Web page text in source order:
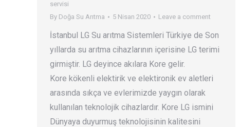
servisi
By Doğa Su Arıtma 5 Nisan 2020 Leave a comment
İstanbul LG Su arıtma Sistemleri Türkiye de Son
yıllarda su arıtma cihazlarının içerisine LG terimi
girmiştir. LG deyince akılara Kore gelir.
Kore kökenli elektirik ve elektironik ev aletleri
arasında sıkça ve evlerimizde yaygın olarak
kullanılan teknolojik cihazlardır. Kore LG ismini
Dünyaya duyurmuş teknolojisinin kalitesini